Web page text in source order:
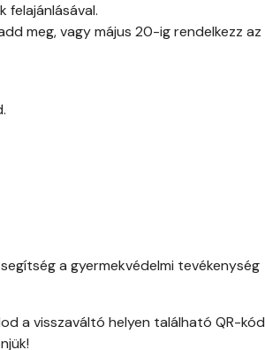
meg, vagy május 20-ig rendelkezz az
a gyermekvédelmi tevékenység
a visszaváltó helyen található QR-kód